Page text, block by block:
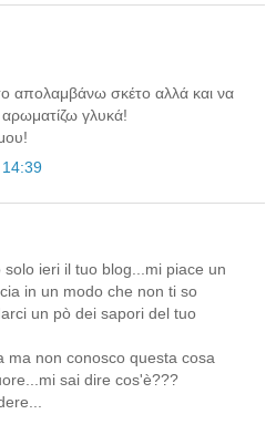
απολαμβάνω σκέτο αλλά και να
γλυκά!
ieri il tuo blog...mi piace un
in un modo che non ti so
un pò dei sapori del tuo
ma non conosco questa cosa
sai dire cos'è???